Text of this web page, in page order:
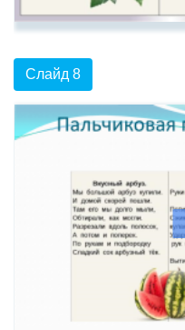
Слайд 8